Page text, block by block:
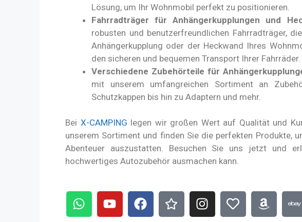
Lösung, um Ihr Wohnmobil perfekt zu positionieren.
Fahrradträger für Anhängerkupplungen und
robusten und benutzerfreundlichen Fahrradträger,
Anhängerkupplung oder der Heckwand Ihres
den sicheren und bequemen Transport Ihrer Fahrräder.
Verschiedene Zubehörteile für
mit unserem umfangreichen Sortiment an
Schutzkappen bis hin zu Adaptern und mehr.
Bei X-CAMPING legen wir großen Wert auf Qualität und
unserem Sortiment und finden Sie die perfekten Produkte,
Abenteuer auszustatten. Besuchen Sie uns jetzt und
hochwertiges Autozubehör ausmachen kann.